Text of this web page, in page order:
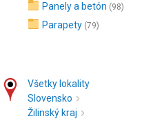
Panely a betón (98)
Parapety (79)
Všetky lokality
Slovensko
Žilinský kraj